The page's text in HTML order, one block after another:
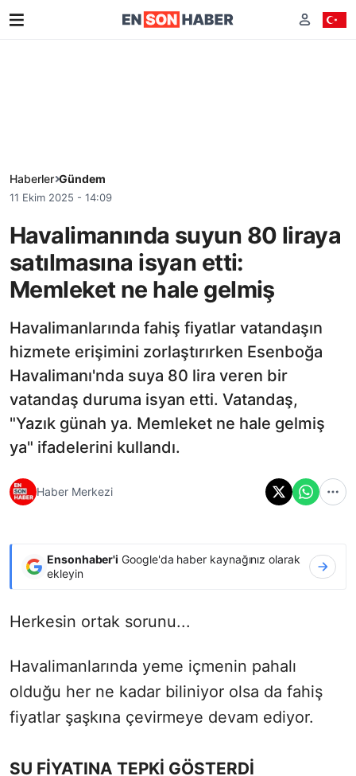
Haberler Gündem
11 Ekim 2025 - 14:09
Havalimanında suyun 80 liraya
satılmasına isyan etti:
Memleket ne hale gelmiş
Havalimanlarında fahiş fiyatlar vatandaşın
hizmete erişimini zorlaştırırken Esenboğa
Havalimanı'nda suya 80 lira veren bir
vatandaş duruma isyan etti. Vatandaş,
"Yazık günah ya. Memleket ne hale gelmiş
ya" ifadelerini kullandı.
Haber Merkezi
Ensonhaber'i Google'da haber kaynağınız olarak
ekleyin
Herkesin ortak sorunu...
Havalimanlarında yeme içmenin pahalı
olduğu her ne kadar biliniyor olsa da fahiş
fiyatlar şaşkına çevirmeye devam ediyor.
SU FİYATINA TEPKİ GÖSTERDİ